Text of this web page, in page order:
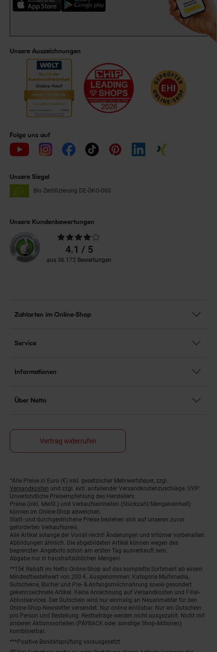
Unsere Auszeichnungen
Folge uns auf
Unsere Siegel
Bio Zertifizierung DE-ÖKO-060
Unsere Kundenbewertungen
Durchschnittliche
Bewertungen4.1 / 5
aus 36.172 Bewertungen
Zahlarten im Online-Shop
Service
Informationen
Über Netto
Vertrag widerrufen
Fußnoten
*Alle Preise in Euro (€) inkl. gesetzlicher Mehrwertsteuer, zzgl.
Versandkosten und zzgl. evtl. anfallender Versandkostenzuschläge. UVP:
Unverbindliche Preisempfehlung des Herstellers.
Preise (inkl. MwSt.) und Verkaufseinheiten (Stückzahl/Mengeneinheit)
können im Online-Shop abweichen.
Statt- und durchgestrichene Preise beziehen sich auf unseren zuvor
geforderten Verkaufspreis.
Alle Artikel solange der Vorrat reicht! Änderungen und Irrtümer vorbehalten.
Abbildungen ähnlich. Die abgebildeten Artikel können wegen des
begrenzten Angebots schon am ersten Tag ausverkauft sein.
Abgabe nur in haushaltsüblichen Mengen!
**15€ Rabatt im Netto Online-Shop auf das komplette Sortiment ab einem
Mindestbestellwert von 200 €. Ausgenommen: Kategorie Multimedia,
Gutscheine, Bücher und Pre- & Anfangsmilchnahrung sowie gesondert
gekennzeichnete Artikel. Keine Anrechnung auf Versandkosten und Filial-
Abholservices. Der Gutschein wird nur einmalig an Neuanmelder für den
Online-Shop-Newsletter versendet. Nur online einlösbar. Nur ein Gutschein
pro Person und Bestellung. Restbeträge werden nicht ausgezahlt. Nicht mit
anderen Aktionsvorteilen (PAYBACK oder sonstige Shop-Aktionen)
kombinierbar.
***Positive Bonitätsprüfung vorausgesetzt